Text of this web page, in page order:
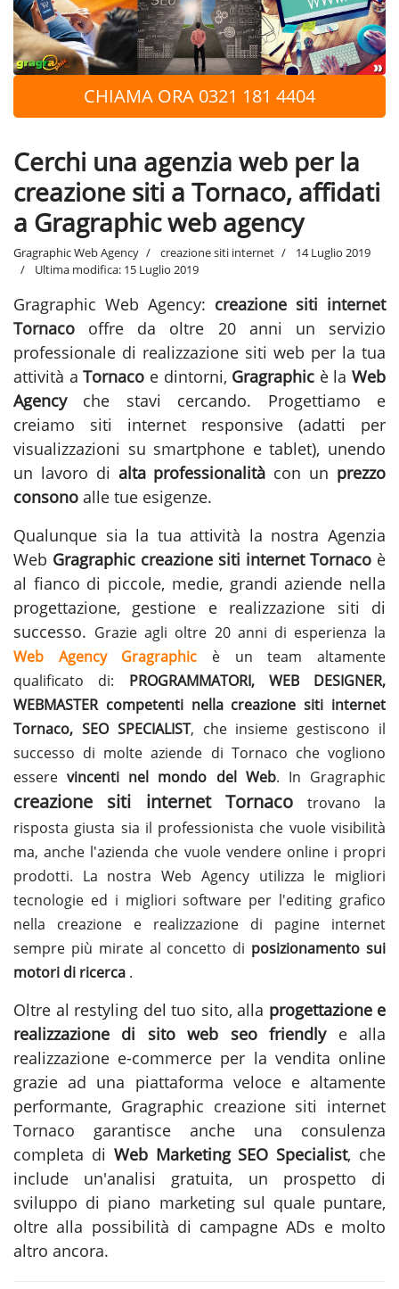
CHIAMA ORA 0321 181 4404
Cerchi una agenzia web per la
creazione siti a Tornaco, affidati
a Gragraphic web agency
Gragraphic Web Agency creazione siti internet
14 Luglio 2019
Ultima modifica: 15 Luglio 2019
Gragraphic Web Agency: creazione siti internet
Tornaco offre da oltre 20 anni un servizio
professionale di realizzazione siti web per la tua
attività aTornaco e dintorni, Gragraphic è la Web
Agencyche stavi cercando. Progettiamo e
creiamo siti internet responsive (adatti per
visualizzazioni su smartphone e tablet), unendo
un lavoro di alta professionalità con un prezzo
consono alle tue esigenze.
Qualunque sia la tua attività la nostra Agenzia
Web Gragraphic creazione siti internet Tornaco è
al fianco di piccole, medie, grandi aziende nella
progettazione, gestione e realizzazione siti di
successo. Grazie agli oltre 20 anni di esperienza la
Web Agency Gragraphic è un team altamente
qualificato di: PROGRAMMATORI, WEB DESIGNER,
WEBMASTER competenti nella creazione siti internet
Tornaco, SEO SPECIALIST, che insieme gestiscono il
successo di molte aziende di Tornaco che vogliono
esserevincenti nel mondo del Web. In Gragraphic
creazione siti internet Tornaco trovano la
risposta giusta sia il professionista che vuole visibilità
ma, anche l'azienda che vuole vendere online i propri
prodotti. La nostra Web Agency utilizza le migliori
tecnologie ed i migliori software per l'editing grafico
nella creazione e realizzazione di pagine internet
sempre più mirate al concetto di posizionamento sui
motori di ricerca .
Oltre al restyling del tuo sito, alla progettazione e
realizzazione di sito web seo friendly e alla
realizzazione e-commerce per la vendita online
grazie ad una piattaforma veloce e altamente
performante, Gragraphic creazione siti internet
Tornaco garantisce anche una consulenza
completa di Web Marketing SEO Specialist, che
include un'analisi gratuita, un prospetto di
sviluppo di piano marketing sul quale puntare,
oltre alla possibilità di campagne ADs e molto
altro ancora.